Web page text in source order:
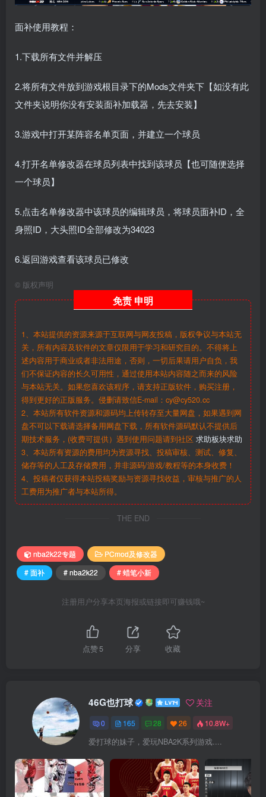
面补使用教程：
1.下载所有文件并解压
2.将所有文件放到游戏根目录下的Mods文件夹下【如没有此
文件夹说明你没有安装面补加载器，先去安装】
3.游戏中打开某阵容名单页面，并建立一个球员
4.打开名单修改器在球员列表中找到该球员【也可随便选择
一个球员】
5.点击名单修改器中该球员的编辑球员，将球员面补ID，全
身照ID，大头照ID全部修改为34023
6.返回游戏查看该球员已修改
© 版权声明
免责 申明
1、本站提供的资源来源于互联网与网友投稿，版权争议与本站无
关，所有内容及软件的文章仅限用于学习和研究目的。不得将上
述内容用于商业或者非法用途，否则，一切后果请用户自负，我
们不保证内容的长久可用性，通过使用本站内容随之而来的风险
与本站无关。如果您喜欢该程序，请支持正版软件，购买注册，
得到更好的正版服务。侵删请致信E-mail：cy@cy520.cc
2、本站所有软件资源和源码均上传转存至大量网盘，如果遇到网
盘不可以下载请选择备用网盘下载，所有软件源码默认不提供后
期技术服务，(收费可提供）遇到使用问题请到社区 求助板块求助
3、本站所有资源的费用均为资源寻找、投稿审核、测试、修复、
储存等的人工及存储费用，并非源码/游戏/教程等的本身收费！
4、投稿者仅获得本站投稿奖励与资源寻找收益，审核与推广的人
工费用为推广者与本站所得。
THE END
nba2k22专题
PCmod及修改器
# 面补
# nba2k22 # 蜡笔小新
注册用户分享本页海报或链接即可赚钱哦~
点赞5 分享 收藏
46G也打球 关注
0 165 28 26 10.8W+
爱打球的妹子，爱玩NBA2K系列游戏....